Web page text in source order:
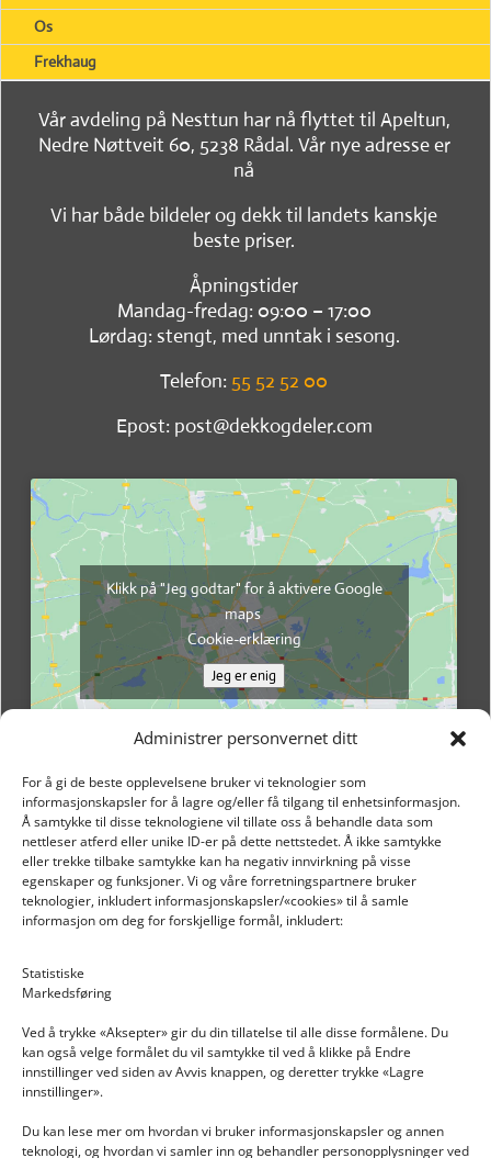
Administrer personvernet ditt
For å gi de beste opplevelsene bruker vi teknologier som
informasjonskapsler for å lagre og/eller få tilgang til enhetsinformasjon.
Å samtykke til disse teknologiene vil tillate oss å behandle data som
nettleser atferd eller unike ID-er på dette nettstedet. Å ikke samtykke
eller trekke tilbake samtykke kan ha negativ innvirkning på visse
egenskaper og funksjoner. Vi og våre forretningspartnere bruker
teknologier, inkludert informasjonskapsler/«cookies» til å samle
informasjon om deg for forskjellige formål, inkludert:
Statistiske
Markedsføring
Ved å trykke «Aksepter» gir du din tillatelse til alle disse formålene. Du
kan også velge formålet du vil samtykke til ved å klikke på Endre
innstillinger ved siden av Avvis knappen, og deretter trykke «Lagre
innstillinger».
Du kan lese mer om hvordan vi bruker informasjonskapsler og annen
teknologi, og hvordan vi samler inn og behandler personopplysninger ved
Os
Frekhaug
Vår avdeling på Nesttun har nå flyttet til Apeltun,
Nedre Nøttveit 60, 5238 Rådal. Vår nye adresse er
nå
Vi har både bildeler og dekk til landets kanskje
beste priser.
Åpningstider
Mandag-fredag: 09:00 – 17:00
Lørdag: stengt, med unntak i sesong.
Telefon: 55 52 52 00
Epost: post@dekkogdeler.com
Klikk på "Jeg godtar" for å aktivere Google
maps
Cookie-erklæring
Jeg er enig
INFORMASJON